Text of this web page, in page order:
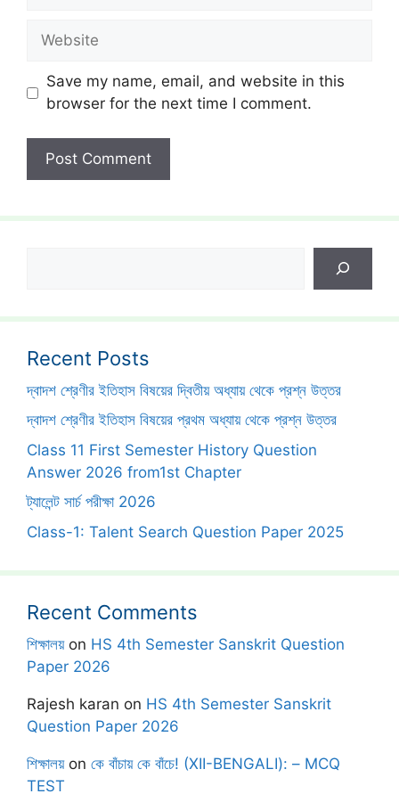
Website
Save my name, email, and website in this
browser for the next time I comment.
Recent Posts
দ্বাদশ শ্রেণীর ইতিহাস বিষয়ের দ্বিতীয় অধ্যায় থেকে প্রশ্ন উত্তর
দ্বাদশ শ্রেণীর ইতিহাস বিষয়ের প্রথম অধ্যায় থেকে প্রশ্ন উত্তর
Class 11 First Semester History Question
Answer 2026 from1st Chapter
ট্যালেন্ট সার্চ পরীক্ষা 2026
Class-1: Talent Search Question Paper 2025
Recent Comments
শিক্ষালয়on HS 4th Semester Sanskrit Question
Paper 2026
Rajesh karan on HS 4th Semester Sanskrit
Question Paper 2026
শিক্ষালয়on কে বাঁচায় কে বাঁচে! (XII-BENGALI): – MCQ
TEST